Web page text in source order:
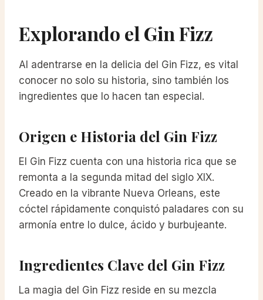
Explorando el Gin Fizz
Al adentrarse en la delicia del Gin Fizz, es vital
conocer no solo su historia, sino también los
ingredientes que lo hacen tan especial.
Origen e Historia del Gin Fizz
El Gin Fizz cuenta con una historia rica que se
remonta a la segunda mitad del siglo XIX.
Creado en la vibrante Nueva Orleans, este
cóctel rápidamente conquistó paladares con su
armonía entre lo dulce, ácido y burbujeante.
Ingredientes Clave del Gin Fizz
La magia del Gin Fizz reside en su mezcla